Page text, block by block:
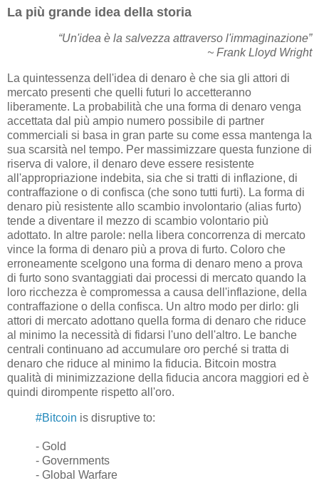
La più grande idea della storia
“Un'idea è la salvezza attraverso l'immaginazione”
~ Frank Lloyd Wright
La quintessenza dell'idea di denaro è che sia gli attori di
mercato presenti che quelli futuri lo accetteranno
liberamente. La probabilità che una forma di denaro venga
accettata dal più ampio numero possibile di partner
commerciali si basa in gran parte su come essa mantenga la
sua scarsità nel tempo. Per massimizzare questa funzione di
riserva di valore, il denaro deve essere resistente
all'appropriazione indebita, sia che si tratti di inflazione, di
contraffazione o di confisca (che sono tutti furti). La forma di
denaro più resistente allo scambio involontario (alias furto)
tende a diventare il mezzo di scambio volontario più
adottato. In altre parole: nella libera concorrenza di mercato
vince la forma di denaro più a prova di furto. Coloro che
erroneamente scelgono una forma di denaro meno a prova
di furto sono svantaggiati dai processi di mercato quando la
loro ricchezza è compromessa a causa dell'inflazione, della
contraffazione o della confisca. Un altro modo per dirlo: gli
attori di mercato adottano quella forma di denaro che riduce
al minimo la necessità di fidarsi l'uno dell'altro. Le banche
centrali continuano ad accumulare oro perché si tratta di
denaro che riduce al minimo la fiducia. Bitcoin mostra
qualità di minimizzazione della fiducia ancora maggiori ed è
quindi dirompente rispetto all'oro.
#Bitcoin is disruptive to:
- Gold
- Governments
- Global Warfare